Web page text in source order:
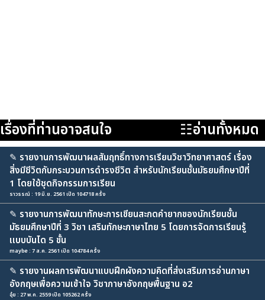
เรื่องที่ท่านอาจสนใจ ☷อ่านทั้งหมด
✎ รายงานการพัฒนาผลสัมฤทธิ์ทางการเรียนวิชาวิทยาศาสตร์ เรื่อง
สิ่งมีชีวิตกับกระบวนการดำรงชีวิต สำหรับนักเรียนชั้นมัธยมศึกษาปีที่
1 โดยใช้ชุดกิจกรรมการเรียน
ราวรรณ์ : 19 มิ.ย. 2561 เปิด 104718 ครั้ง
✎ รายงานการพัฒนาทักษะการเขียนสะกดคำยากของนักเรียนชั้น
มัธยมศึกษาปีที่ 3 วิชา เสริมทักษะภาษาไทย 5 โดยการจัดการเรียนรู้
เเบบบันได 5 ขั้น
maybe : 7 ส.ค. 2561 เปิด 104784 ครั้ง
✎ รายงานผลการพัฒนาแบบฝึกผังความคิดที่ส่งเสริมการอ่านภาษา
อังกฤษเพื่อความเข้าใจ วิชาภาษาอังกฤษพื้นฐาน อ2
อุ๋ย : 27 พ.ค. 2559 เปิด 105262 ครั้ง